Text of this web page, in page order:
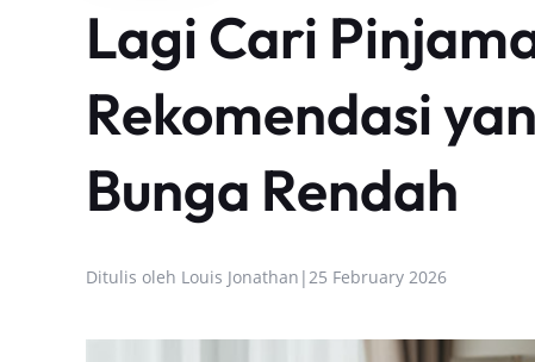
Lagi Cari
Rekomendasi
Bunga Rendah
Ditulis oleh Louis Jonathan |25 February 2026